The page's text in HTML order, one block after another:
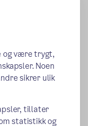
og være trygt,
Noen
sikrer ulik
tillater
statistikk og